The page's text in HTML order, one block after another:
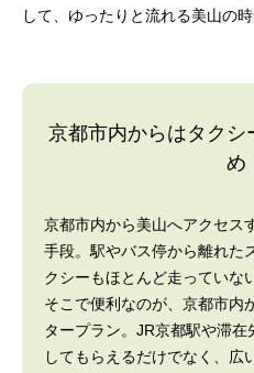
して、ゆったりと流れる美山の
京都市内からはタクシ
め
京都市内から美山へアクセス
手段。駅やバス停から離れた
クシーもほとんど走っていな
そこで便利なのが、京都市内
タープラン。JR京都駅や滞
してもらえるだけでなく、広